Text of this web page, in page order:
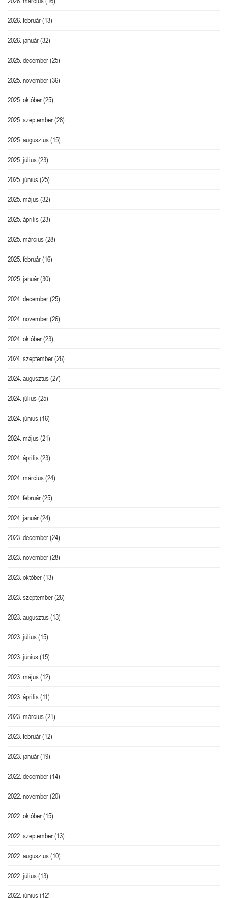
2026. február(13)
2026. január(32)
2025. december(25)
2025. november(36)
2025. október(25)
2025. szeptember(28)
2025. augusztus(15)
2025. július(23)
2025. június(25)
2025. május(32)
2025. április(23)
2025. március(28)
2025. február(16)
2025. január(30)
2024. december(25)
2024. november(26)
2024. október(23)
2024. szeptember(26)
2024. augusztus(27)
2024. július(25)
2024. június(16)
2024. május(21)
2024. április(23)
2024. március(24)
2024. február(25)
2024. január(24)
2023. december(24)
2023. november(28)
2023. október(13)
2023. szeptember(26)
2023. augusztus(13)
2023. július(15)
2023. június(15)
2023. május(12)
2023. április(11)
2023. március(21)
2023. február(12)
2023. január(19)
2022. december(14)
2022. november(20)
2022. október(15)
2022. szeptember(13)
2022. augusztus(10)
2022. július(13)
2022. június(12)